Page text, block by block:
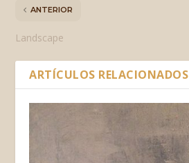
ANTERIOR
Landscape
ARTÍCULOS RELACIONADOS